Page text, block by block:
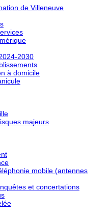
de Villeneuve
2030
à domicile
majeurs
mobile (antennes
et concertations